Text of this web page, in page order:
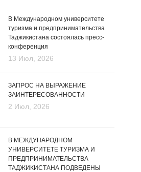
В Международном университете
туризма и предпринимательства
Таджикистана состоялась пресс-
конференция
13 Июл, 2026
ЗАПРОС НА ВЫРАЖЕНИЕ
ЗАИНТЕРЕСОВАННОСТИ
2 Июл, 2026
В МЕЖДУНАРОДНОМ
УНИВЕРСИТЕТЕ ТУРИЗМА И
ПРЕДПРИНИМАТЕЛЬСТВА
ТАДЖИКИСТАНА ПОДВЕДЕНЫ